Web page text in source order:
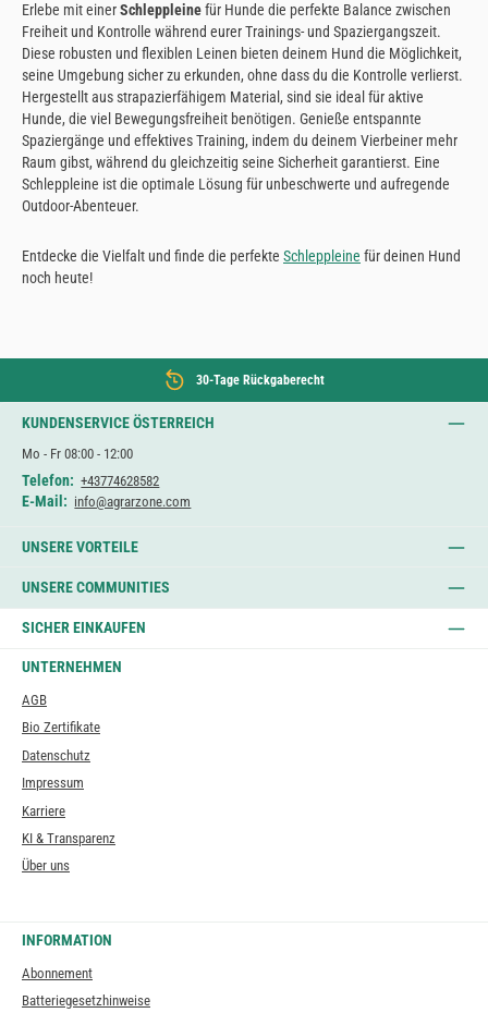
Erlebe mit einerSchleppleinefür Hunde die perfekte Balance zwischen
Freiheit und Kontrolle während eurer Trainings- und Spaziergangszeit.
Diese robusten und flexiblen Leinen bieten deinem Hund die Möglichkeit,
seine Umgebung sicher zu erkunden, ohne dass du die Kontrolle verlierst.
Hergestellt aus strapazierfähigem Material, sind sie ideal für aktive
Hunde, die viel Bewegungsfreiheit benötigen. Genieße entspannte
Spaziergänge und effektives Training, indem du deinem Vierbeiner mehr
Raum gibst, während du gleichzeitig seine Sicherheit garantierst. Eine
Schleppleine ist die optimale Lösung für unbeschwerte und aufregende
Outdoor-Abenteuer.
Entdecke die Vielfalt und finde die perfekte Schleppleine für deinen Hund
noch heute!
30-Tage Rückgaberecht
KUNDENSERVICE ÖSTERREICH
Mo - Fr 08:00 - 12:00
Telefon: +43774628582
E-Mail: info@agrarzone.com
UNSERE VORTEILE
UNSERE COMMUNITIES
SICHER EINKAUFEN
UNTERNEHMEN
AGB
Bio Zertifikate
Datenschutz
Impressum
Karriere
KI & Transparenz
Über uns
INFORMATION
Abonnement
Batteriegesetzhinweise